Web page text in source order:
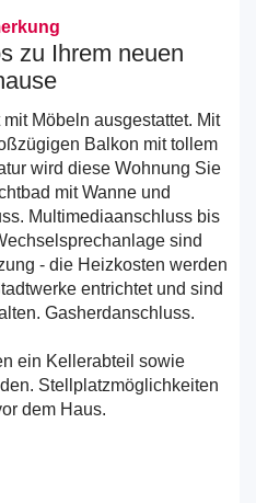
zu Ihrem neuen
Möbeln ausgestattet. Mit
Balkon mit tollem
wird diese Wohnung Sie
mit Wanne und
Multimediaanschluss bis
sind
- die Heizkosten werden
entrichtet und sind
Gasherdanschluss.
ein Kellerabteil sowie
Stellplatzmöglichkeiten
dem Haus.